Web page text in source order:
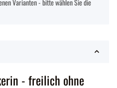
Varianten - bitte wählen Sie die
- freilich ohne